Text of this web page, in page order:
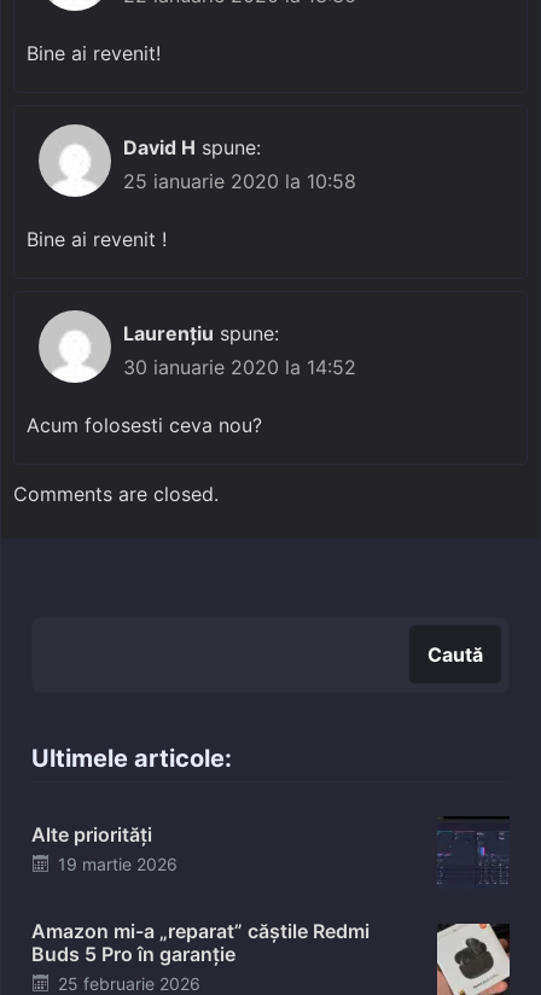
Bine ai revenit!
David H spune:
25 ianuarie 2020 la 10:58
Bine ai revenit !
Laurențiu spune:
30 ianuarie 2020 la 14:52
Acum folosesti ceva nou?
Comments are closed.
Caută
Ultimele articole:
Alte priorități
Posted
19 martie 2026
Amazon mi-a „reparat” căștile Redmi
Buds 5 Pro în garanție
Posted
25 februarie 2026